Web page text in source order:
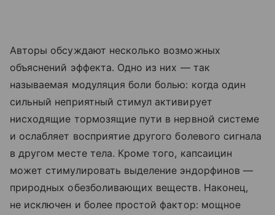
Авторы обсуждают несколько возможных
объяснений эффекта. Одно из них — так
называемая модуляция боли болью: когда один
сильный неприятный стимул активирует
нисходящие тормозящие пути в нервной системе
и ослабляет восприятие другого болевого сигнала
в другом месте тела. Кроме того, капсаицин
может стимулировать выделение эндорфинов —
природных обезболивающих веществ. Наконец,
не исключен и более простой фактор: мощное